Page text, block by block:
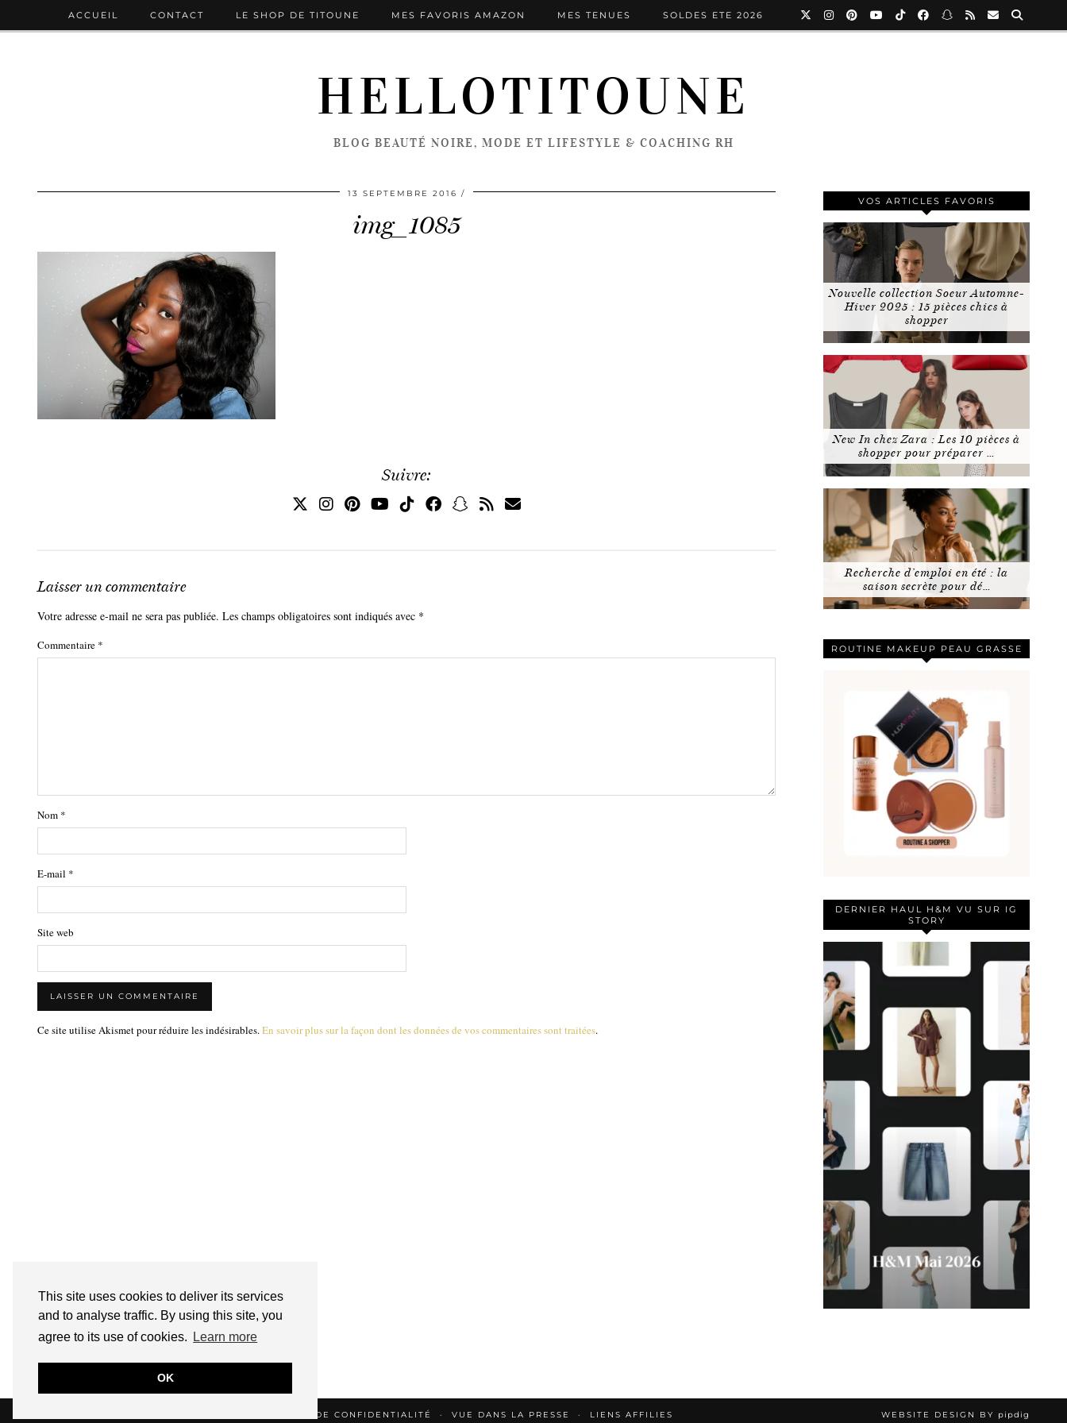
This site uses cookies to deliver its services
and to analyse traffic. By using this site, you
agree to its use of cookies.
Learn more
OK
HELLOTITOUNE
BLOG BEAUTÉ NOIRE, MODE ET LIFESTYLE & COACHING RH
ACCUEIL CONTACT LE SHOP DE TITOUNE MES FAVORIS AMAZON MES TENUES SOLDES ETE 2026
13 SEPTEMBRE 2016
img_1085
Suivre:
Laisser un commentaire
Votre adresse e-mail ne sera pas publiée. Les champs obligatoires sont indiqués avec *
Commentaire *
Nom *
E-mail *
Site web
Ce site utilise Akismet pour réduire les indésirables. En savoir plus sur la façon dont les données de vos commentaires sont traitées.
VOS ARTICLES FAVORIS
Nouvelle collection Soeur Automne-
Hiver 2025 : 15 pièces chics à
shopper
New In chez Zara : Les 10 pièces à
shopper pour préparer …
Recherche d’emploi en été : la
saison secrète pour dé…
ROUTINE MAKEUP PEAU GRASSE
DERNIER HAUL H&M VU SUR IG
STORY
POLITIQUE DE CONFIDENTIALITÉ VUE DANS LA PRESSE LIENS AFFILIES WEBSITE DESIGN BY pipdig